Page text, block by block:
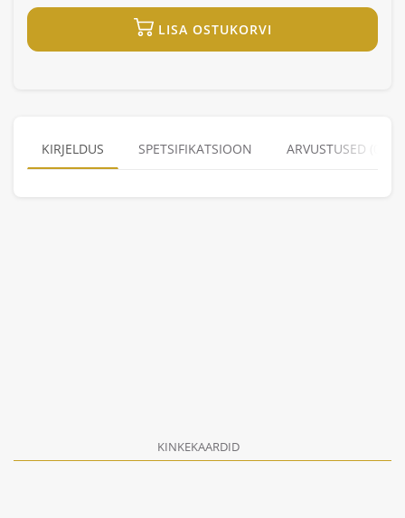
LISA OSTUKORVI
KIRJELDUS SPETSIFIKATSIOON ARVUSTUSED (0)
KINKEKAARDID